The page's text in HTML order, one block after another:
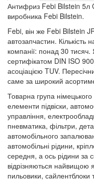
Антифриз Febi Bilstein 5л
виробника Febi Bilstein.
Febi, він же Febi Bilstein
автозапчастин. Кількість
компанії: понад 30 тисяч.
сертифікатом DIN ISO
асоціацією TUV.
саме за широкий
Товарна група
елементи підвіски,
управління,
пневматика, фільтри,
автомобільного
автомобільні рідини,
середня, а ось рідини за
відрізняються найвищою
пильовики, сайлентблоки